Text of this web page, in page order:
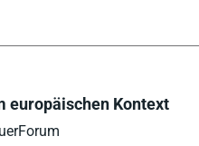
europäischen Kontext